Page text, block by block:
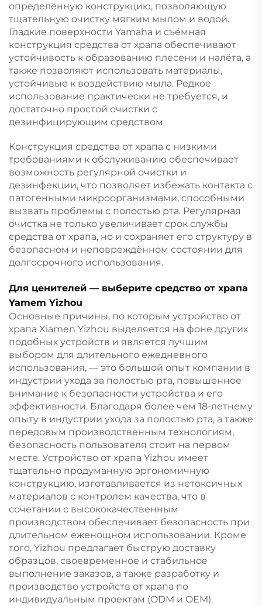
определённую конструкцию, позволяющую
тщательную очистку мягким мылом и водой.
Гладкие поверхности Yamaha и съёмная
конструкция средства от храпа обеспечивают
устойчивость к образованию плесени и налёта, а
также позволяют использовать материалы,
устойчивые к воздействию мыла. Редкое
использование практически не требуется, и
достаточно простой очистки с
дезинфицирующим средством
Конструкция средства от храпа с низкими
требованиями к обслуживанию обеспечивает
возможность регулярной очистки и
дезинфекции, что позволяет избежать контакта с
патогенными микроорганизмами, способными
вызвать проблемы с полостью рта. Регулярная
очистка не только увеличивает срок службы
средства от храпа, но и сохраняет его структуру в
безопасном и неповреждённом состоянии для
долгосрочного использования.
Для ценителей — выберите средство от храпа
Yamem Yizhou
Основные причины, по которым устройство от
храпа Xiamen Yizhou выделяется на фоне других
подобных устройств и является лучшим
выбором для длительного ежедневного
использования, — это большой опыт компании в
индустрии ухода за полостью рта, повышенное
внимание к безопасности устройства и его
эффективности. Благодаря более чем 18-летнему
опыту в индустрии ухода за полостью рта, а также
передовым производственным технологиям,
безопасность пользователя стоит на первом
месте. Устройство от храпа Yizhou имеет
тщательно продуманную эргономичную
конструкцию, изготавливается из нетоксичных
материалов с контролем качества, что в
сочетании с высококачественным
производством обеспечивает безопасность при
длительном еженощном использовании. Кроме
того, Yizhou предлагает быструю доставку
образцов, своевременное и стабильное
выполнение заказов, а также разработку и
производство устройств от храпа по
индивидуальным проектам (ODM и OEM).